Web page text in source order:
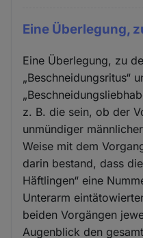
Eine Überlegung,
Eine Überlegung, zu
„Beschneidungsritus“
z. B. die sein, ob der
unmündiger
Weise mit dem
darin bestand, dass
Häftlingen“ eine
Unterarm
beiden Vorgängen
Augenblick den